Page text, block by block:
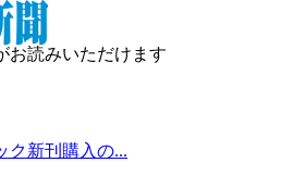
お読みいただけます
ク新刊購入の...